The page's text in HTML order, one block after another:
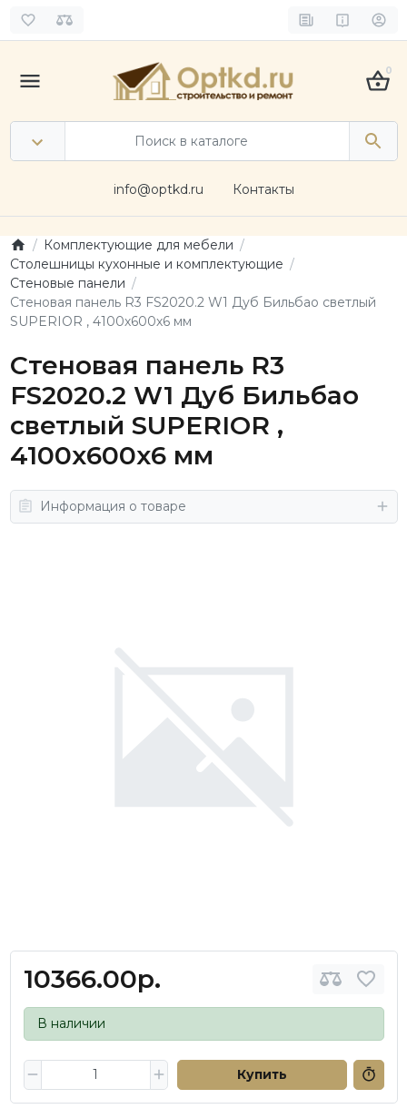
0
info@optkd.ru Контакты
Комплектующие для мебели
Столешницы кухонные и комплектующие
Стеновые панели
Стеновая панель R3 FS2020.2 W1 Дуб Бильбао светлый
SUPERIOR , 4100х600х6 мм
Стеновая панель R3
FS2020.2 W1 Дуб Бильбао
светлый SUPERIOR ,
4100х600х6 мм
Информация о товаре
10366.00р.
В наличии
Купить